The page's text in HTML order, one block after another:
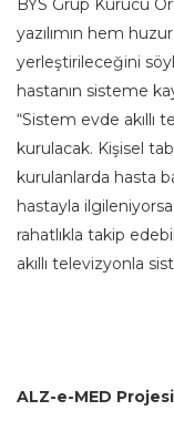
BYS Grup Kurucu
yazılımın hem
yerleştirileceğini
hastanın sisteme
“Sistem evde akıllı
kurulacak. Kişisel
kurulanlarda hasta
hastayla ilgileniyorsa
rahatlıkla takip
akıllı televizyonla
ALZ-e-MED